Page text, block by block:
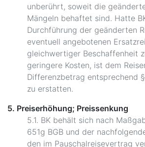
unberührt, soweit die
Mängeln behaftet sind. Hatte
Durchführung der geänderten
eventuell angebotenen
gleichwertiger Beschaffenheit
geringere Kosten, ist dem
Differenzbetrag entsprechend
zu erstatten.
5. Preiserhöhung; Preissenkung
5.1. BK behält sich nach
651g BGB und der
den im Pauschalreisevertrag